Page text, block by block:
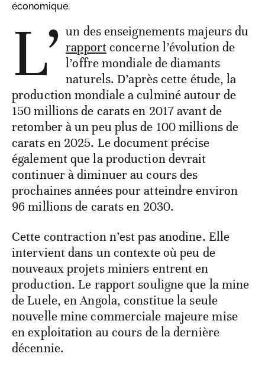
économique.
L’ un des enseignements majeurs du
rapportconcerne l’évolution de
l’offre mondiale de diamants
naturels. D’après cette étude, la
production mondiale a culminé autour de
150 millions de carats en 2017 avant de
retomber à un peu plus de 100 millions de
carats en 2025. Le document précise
également que la production devrait
continuer à diminuer au cours des
prochaines années pour atteindre environ
96 millions de carats en 2030.
Cette contraction n’est pas anodine. Elle
intervient dans un contexte où peu de
nouveaux projets miniers entrent en
production. Le rapport souligne que la mine
de Luele, en Angola, constitue la seule
nouvelle mine commerciale majeure mise
en exploitation au cours de la dernière
décennie.